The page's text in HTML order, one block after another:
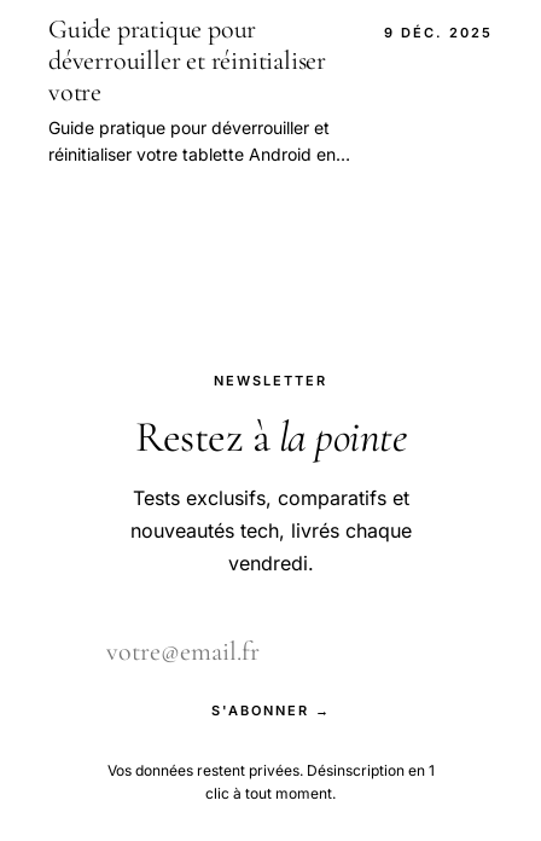
30% sur votre achat
Guide pratique pour
déverrouiller et réinitialiser
votre
Guide pratique pour déverrouiller et
réinitialiser votre tablette Android en
9 DÉC. 2025
NEWSLETTER
Restez à la pointe
Tests exclusifs, comparatifs et
nouveautés tech, livrés chaque
vendredi.
S'ABONNER →
Vos données restent privées. Désinscription en 1
clic à tout moment.